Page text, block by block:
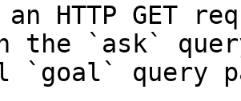
an HTTP GET
the `ask`
`goal` query